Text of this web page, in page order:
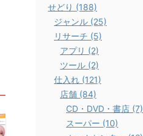
せどり (188)
ジャンル (25)
リサーチ (5)
アプリ (2)
ツール (2)
仕入れ (121)
店舗 (84)
CD・DVD・書店 (7)
スーパー (10)